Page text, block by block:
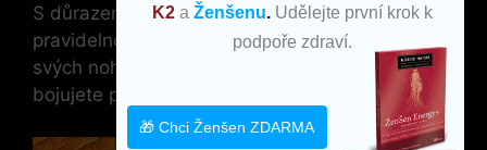
S důrazem na výše uvedené aspekty a
pravidelnou praxí můžete efektivně posílit zdraví
svých nohou a zlepšit krevní oběh, čímž účinně
bojujete proti krčovým žilám.
K2 aŽenšenu. Udělejte první krok k
podpoře zdraví.
🎁 Chci Ženšen ZDARMA